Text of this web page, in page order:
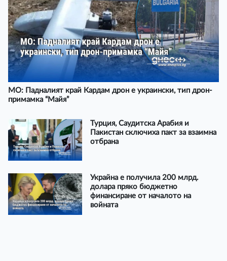
МО: Падналият край Кардам дрон е украински, тип дрон-
примамка “Майя”
Турция, Саудитска Арабия и
Пакистан сключиха пакт за взаимна
отбрана
Украйна е получила 200 млрд.
долара пряко бюджетно
финансиране от началото на
войната